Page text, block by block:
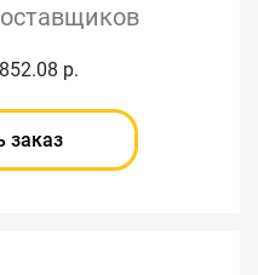
р.
заказ